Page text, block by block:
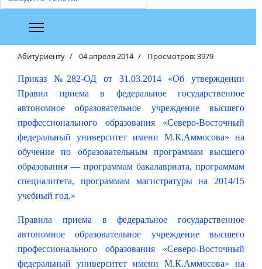
Абитуриенту 04 апреля 2014 Просмотров: 3979
Приказ №282-ОД от 31.03.2014 «Об утверждении
Правил приема в федеральное государственное
автономное образовательное учреждение высшего
профессионального образования «Северо-Восточный
федеральный университет имени М.К.Аммосова» на
обучение по образовательным программам высшего
образования — программам бакалавриата, программам
специалитета, программам магистратуры на 2014/15
учебный год.»
Правила приема в федеральное государственное
автономное образовательное учреждение высшего
профессионального образования «Северо-Восточный
федеральный университет имени М.К.Аммосова» на